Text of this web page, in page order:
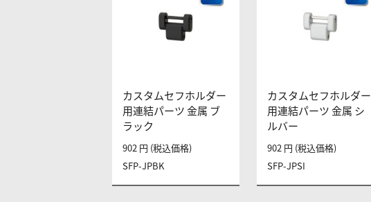
カスタムセフホルダー
用連結パーツ 金属 ブ
ラック
SFP-JPBK
902 円 (税込価格)
カスタムセフホルダー
用連結パーツ 金属 シ
ルバー
SFP-JPSI
902 円 (税込価格)